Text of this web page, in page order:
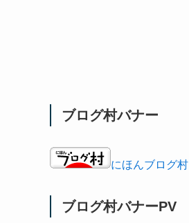
ブログ村バナー
にほんブログ村
ブログ村バナーPV